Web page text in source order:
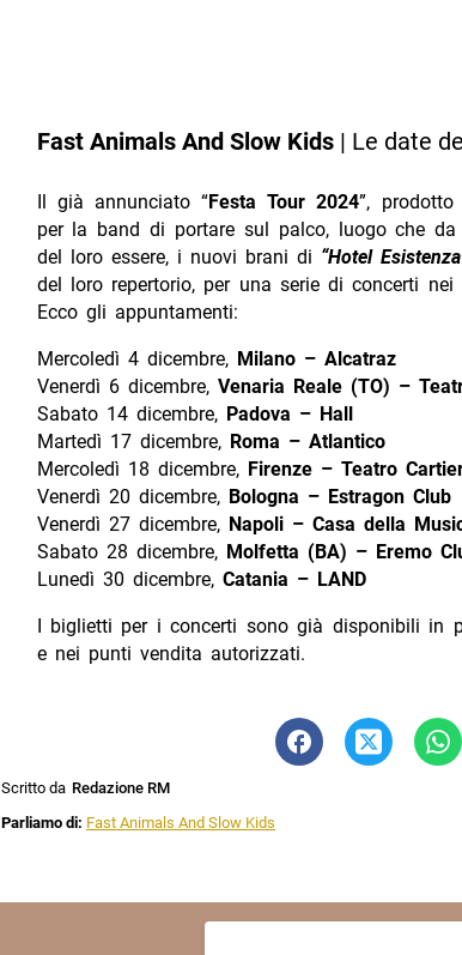
Fast Animals And Slow Kids| Le date
Il già annunciato “Festa Tour 2024”, prodotto
per la band di portare sul palco, luogo che
del loro essere, i nuovi brani di “Hotel
del loro repertorio, per una serie di concerti
Ecco gli appuntamenti:
Mercoledì 4 dicembre, Milano – Alcatraz
Venerdì 6 dicembre, Venaria Reale (TO) –
Sabato 14 dicembre, Padova – Hall
Martedì 17 dicembre, Roma – Atlantico
Mercoledì 18 dicembre, Firenze – Teatro
Venerdì 20 dicembre, Bologna – Estragon Club
Venerdì 27 dicembre, Napoli – Casa della
Sabato 28 dicembre, Molfetta (BA) – Eremo
Lunedì 30 dicembre, Catania – LAND
I biglietti per i concerti sono già disponibili in
e nei punti vendita autorizzati.
Scritto da Redazione RM
Parliamo di: Fast Animals And Slow Kids
Ricerca